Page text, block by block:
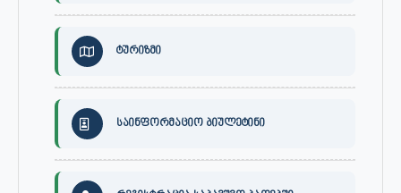
ტურიზმი
საინფორმაციო ბიულეტინი